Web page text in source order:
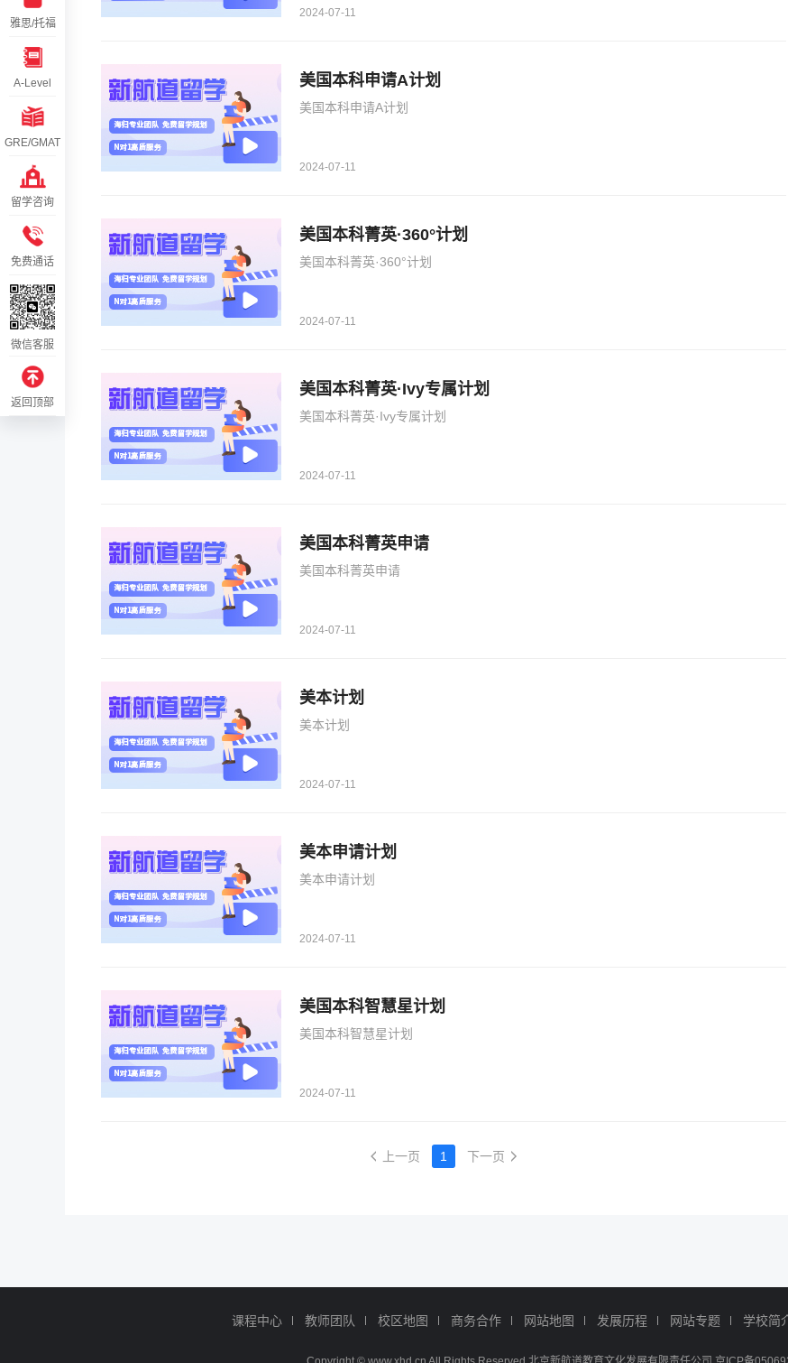
2024-07-11
美国本科申请A计划
美国本科申请A计划
2024-07-11
美国本科菁英·360°计划
美国本科菁英·360°计划
2024-07-11
美国本科菁英·Ivy专属计划
美国本科菁英·Ivy专属计划
2024-07-11
美国本科菁英申请
美国本科菁英申请
2024-07-11
美本计划
美本计划
2024-07-11
美本申请计划
美本申请计划
2024-07-11
美国本科智慧星计划
美国本科智慧星计划
2024-07-11
上一页 1 下一页
课程中心 教师团队 校区地图 商务合作 网站地图 发展历程 网站专题 学校简
雅思/托福
A-Level
GRE/GMAT
留学咨询
免费通话
微信客服
返回顶部